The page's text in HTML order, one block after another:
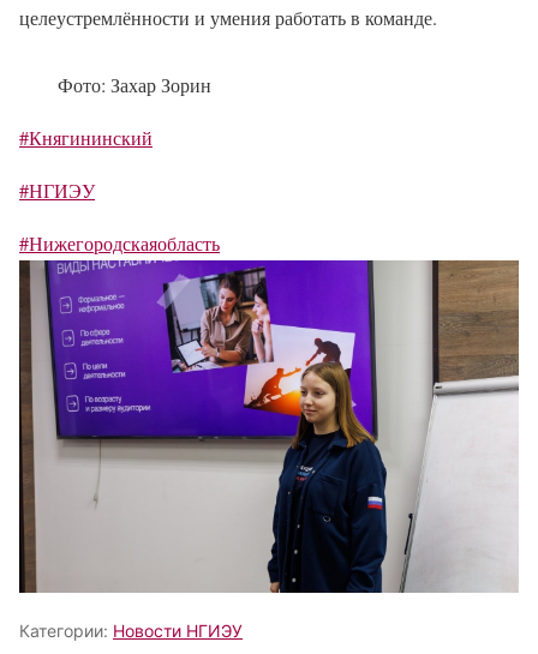
целеустремлённости и умения работать в команде.
Фото: Захар Зорин
#Княгининский
#НГИЭУ
#Нижегородскаяобласть
Категории: Новости НГИЭУ